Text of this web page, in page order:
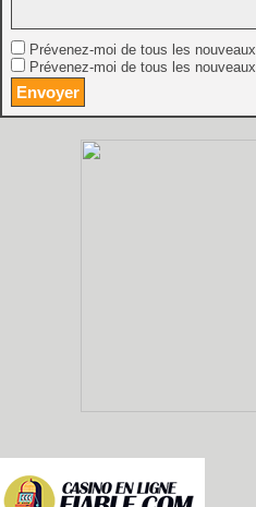
Prévenez-moi de tous les
Prévenez-moi de tous les